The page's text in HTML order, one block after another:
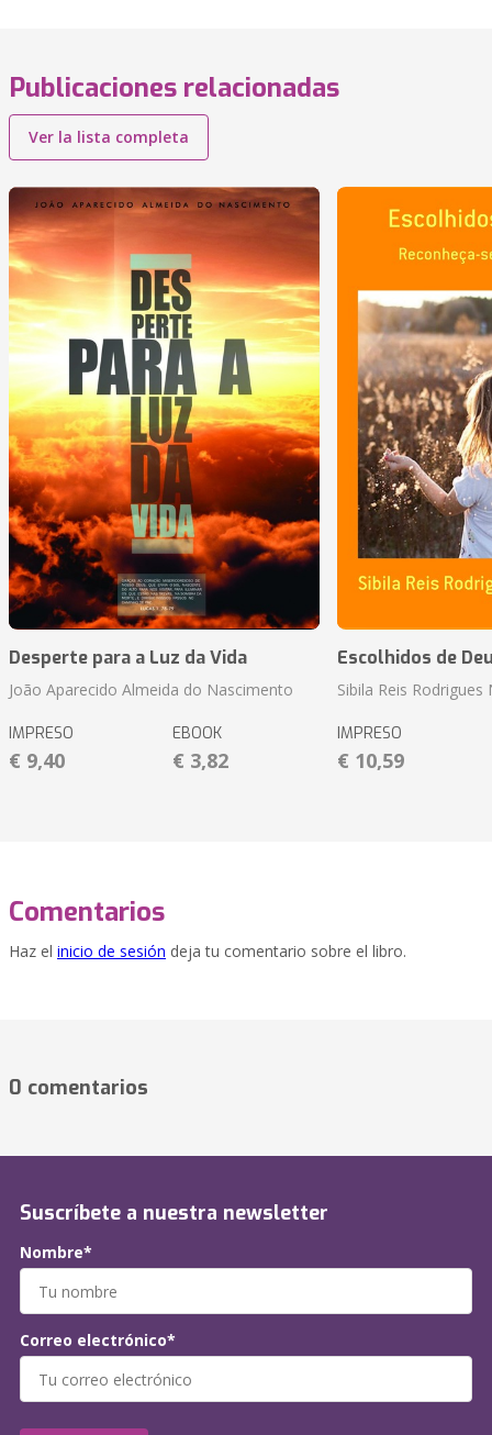
Publicaciones relacionadas
Ver la lista completa
Desperte para a Luz da Vida
João Aparecido Almeida do Nascimento
IMPRESO
€ 9,40
EBOOK
€ 3,82
Escolhidos de
Sibila Reis
IMPRESO
€ 10,59
Comentarios
Haz el inicio de sesión deja tu comentario sobre el libro.
0 comentarios
Suscríbete a nuestra newsletter
Nombre*
Correo electrónico*